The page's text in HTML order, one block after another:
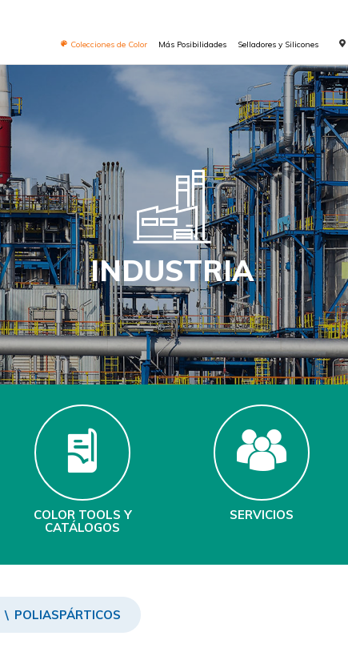
Colecciones de Color Más Posibilidades Selladores y Silicones
INDUSTRIA
COLOR TOOLS Y
CATÁLOGOS
SERVICIOS
\ POLIASPÁRTICOS